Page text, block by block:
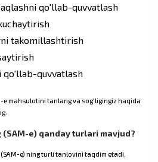
qo'llab-quvvatlash
takomillashtirish
qo'llab-quvvatlash
e mahsulotini tanlang va sog'ligingiz haqida
e) qanday turlari mavjud?
e) ning turli tanlovini taqdim etadi,